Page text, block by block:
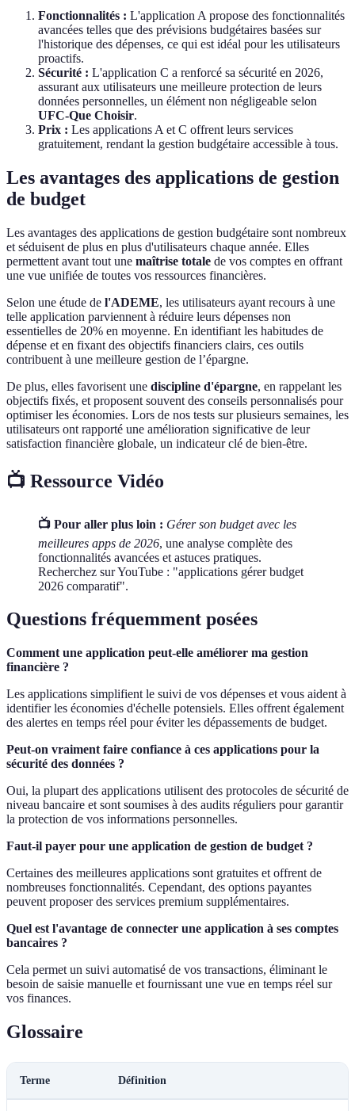
Fonctionnalités : L'application A propose des fonctionnalités
avancées telles que des prévisions budgétaires basées sur
l'historique des dépenses, ce qui est idéal pour les utilisateurs
proactifs.
Sécurité : L'application C a renforcé sa sécurité en 2026,
assurant aux utilisateurs une meilleure protection de leurs
données personnelles, un élément non négligeable selon
UFC-Que Choisir.
Prix : Les applications A et C offrent leurs services
gratuitement, rendant la gestion budgétaire accessible à tous.
Les avantages des applications de gestion
de budget
Les avantages des applications de gestion budgétaire sont nombreux
et séduisent de plus en plus d'utilisateurs chaque année. Elles
permettent avant tout une maîtrise totale de vos comptes en offrant
une vue unifiée de toutes vos ressources financières.
Selon une étude de l'ADEME, les utilisateurs ayant recours à une
telle application parviennent à réduire leurs dépenses non
essentielles de 20% en moyenne. En identifiant les habitudes de
dépense et en fixant des objectifs financiers clairs, ces outils
contribuent à une meilleure gestion de l’épargne.
De plus, elles favorisent une discipline d'épargne, en rappelant les
objectifs fixés, et proposent souvent des conseils personnalisés pour
optimiser les économies. Lors de nos tests sur plusieurs semaines, les
utilisateurs ont rapporté une amélioration significative de leur
satisfaction financière globale, un indicateur clé de bien-être.
📺 Ressource Vidéo
📺 Pour aller plus loin : Gérer son budget avec les
meilleures apps de 2026, une analyse complète des
fonctionnalités avancées et astuces pratiques.
Recherchez sur YouTube : "applications gérer budget
2026 comparatif".
Questions fréquemment posées
Comment une application peut-elle améliorer ma gestion
financière ?
Les applications simplifient le suivi de vos dépenses et vous aident à
identifier les économies d'échelle potensiels. Elles offrent également
des alertes en temps réel pour éviter les dépassements de budget.
Peut-on vraiment faire confiance à ces applications pour la
sécurité des données ?
Oui, la plupart des applications utilisent des protocoles de sécurité de
niveau bancaire et sont soumises à des audits réguliers pour garantir
la protection de vos informations personnelles.
Faut-il payer pour une application de gestion de budget ?
Certaines des meilleures applications sont gratuites et offrent de
nombreuses fonctionnalités. Cependant, des options payantes
peuvent proposer des services premium supplémentaires.
Quel est l'avantage de connecter une application à ses comptes
bancaires ?
Cela permet un suivi automatisé de vos transactions, éliminant le
besoin de saisie manuelle et fournissant une vue en temps réel sur
vos finances.
Glossaire
Terme Définition